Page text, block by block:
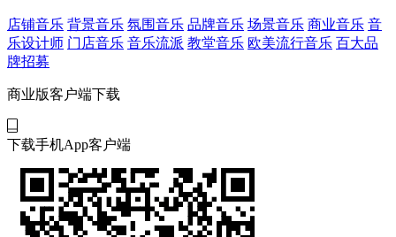
店铺音乐 背景音乐 氛围音乐 品牌音乐 场景音乐 商业音乐 音
乐设计师 门店音乐 音乐流派 教堂音乐 欧美流行音乐 百大品
牌招募
商业版客户端下载
下载手机App客户端